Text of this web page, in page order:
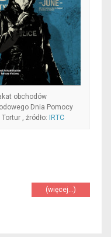
obchodów
Dnia Pomocy
, źródło:
IRTC
(więcej…)